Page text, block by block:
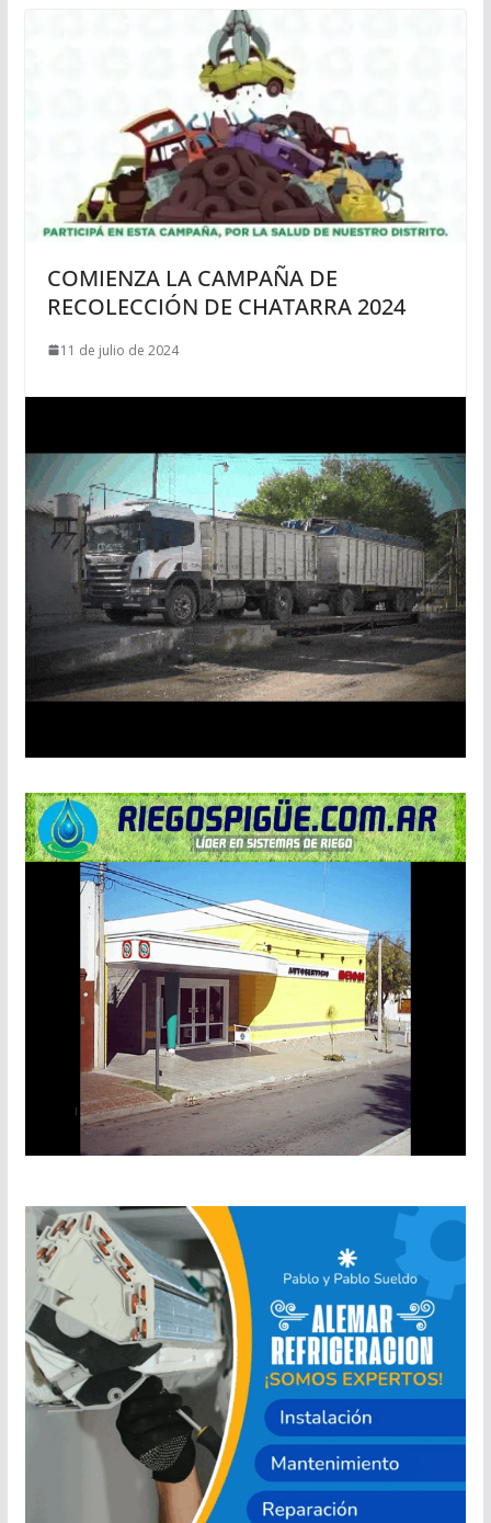
COMIENZA LA CAMPAÑA DE
RECOLECCIÓN DE CHATARRA 2024
11 de julio de 2024